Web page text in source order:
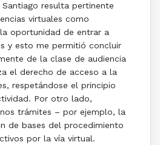
resulta pertinente
virtuales como
oportunidad de entrar a
y esto me permitió concluir
de la clase de audiencia
el derecho de acceso a la
respetándose el principio
Por otro lado,
trámites – por ejemplo, la
de bases del procedimiento
por la vía virtual.